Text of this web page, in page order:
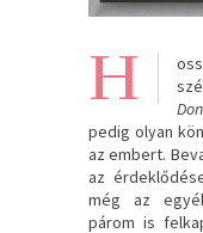
H
pedig olyan
az embert.
az
még az
párom is